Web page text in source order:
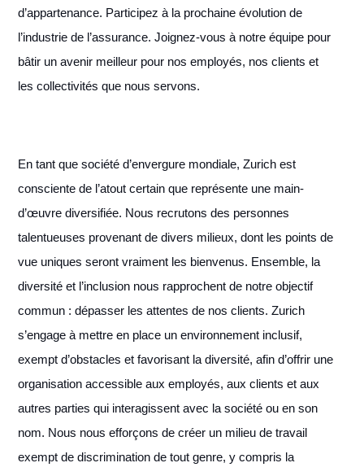
d’appartenance. Participez à la prochaine évolution de
l’industrie de l’assurance. Joignez-vous à notre équipe pour
bâtir un avenir meilleur pour nos employés, nos clients et
les collectivités que nous servons.
En tant que société d’envergure mondiale, Zurich est
consciente de l’atout certain que représente une main-
d’œuvre diversifiée. Nous recrutons des personnes
talentueuses provenant de divers milieux, dont les points de
vue uniques seront vraiment les bienvenus. Ensemble, la
diversité et l’inclusion nous rapprochent de notre objectif
commun : dépasser les attentes de nos clients. Zurich
s’engage à mettre en place un environnement inclusif,
exempt d’obstacles et favorisant la diversité, afin d’offrir une
organisation accessible aux employés, aux clients et aux
autres parties qui interagissent avec la société ou en son
nom. Nous nous efforçons de créer un milieu de travail
exempt de discrimination de tout genre, y compris la